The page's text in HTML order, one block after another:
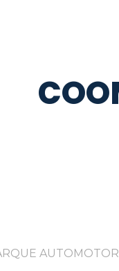
AUTOMOTOR